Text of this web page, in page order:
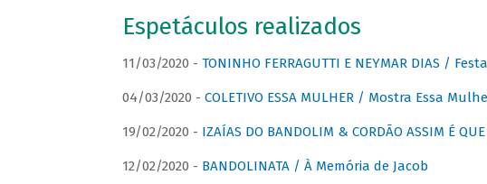
Espetáculos realizados
11/03/2020 - TONINHO FERRAGUTTI E NEYMAR DIAS /
04/03/2020 - COLETIVO ESSA MULHER / Mostra Essa
19/02/2020 - IZAÍAS DO BANDOLIM & CORDÃO ASSIM É
12/02/2020 - BANDOLINATA / À Memória de Jacob